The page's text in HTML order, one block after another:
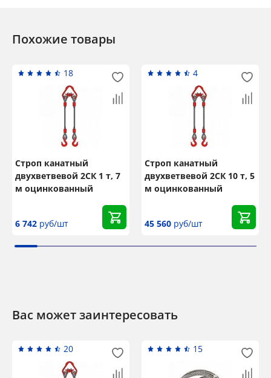
Похожие товары
18
Строп канатный
двухветвевой 2СК 1 т, 7
м оцинкованный
6 742 руб/шт
4
Строп канатный
двухветвевой 2СК 10 т, 5
м оцинкованный
45 560 руб/шт
Вас может заинтересовать
20 15